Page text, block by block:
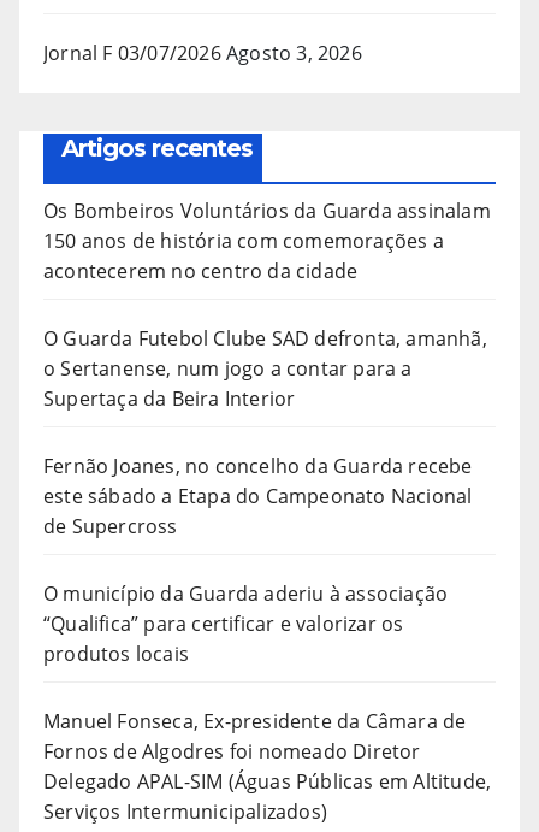
Jornal F 03/07/2026Agosto 3, 2026
Artigos recentes
Os Bombeiros Voluntários da Guarda assinalam
150 anos de história com comemorações a
acontecerem no centro da cidade
O Guarda Futebol Clube SAD defronta, amanhã,
o Sertanense, num jogo a contar para a
Supertaça da Beira Interior
Fernão Joanes, no concelho da Guarda recebe
este sábado a Etapa do Campeonato Nacional
de Supercross
O município da Guarda aderiu à associação
“Qualifica” para certificar e valorizar os
produtos locais
Manuel Fonseca, Ex-presidente da Câmara de
Fornos de Algodres foi nomeado Diretor
Delegado APAL-SIM (Águas Públicas em Altitude,
Serviços Intermunicipalizados)